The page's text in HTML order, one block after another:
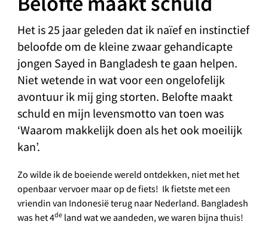
Het is 25 jaar geleden dat ik naïef en instinctief
beloofde om de kleine zwaar gehandicapte
jongen Sayed in Bangladesh te gaan helpen.
Niet wetende in wat voor een ongelofelijk
avontuur ik mij ging storten. Belofte maakt
schuld en mijn levensmotto van toen was
‘Waarom makkelijk doen als het ook moeilijk
kan’.
Zo wilde ik de boeiende wereld ontdekken, niet met het
openbaar vervoer maar op de fiets! Ik fietste met een
vriendin van Indonesië terug naar Nederland. Bangladesh
was het 4de land wat we aandeden, we waren bijna thuis!